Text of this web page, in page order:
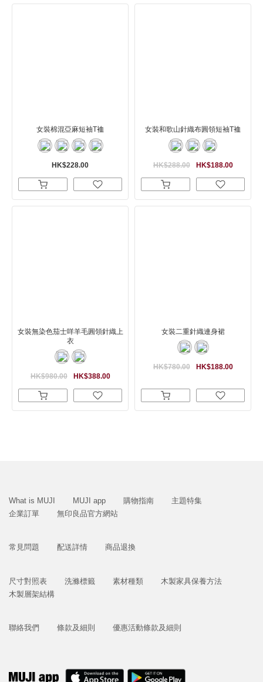
女裝棉混亞麻短袖T裇
HK$228.00
女裝和歌山針織布圓領短袖T裇
HK$188.00
HK$288.00
女裝無染色茄士咩羊毛圓領針織上
衣
HK$388.00
HK$980.00
女裝二重針織連身裙
HK$188.00
HK$780.00
What is MUJI MUJI app 購物指南
主題特集
企業訂單
無印良品官方網站
常見問題 配送詳情 商品退換
尺寸對照表 洗滌標籤 素材種類
木製家具保養方法
木製層架結構
聯絡我們 條款及細則 優惠活動條款及細則